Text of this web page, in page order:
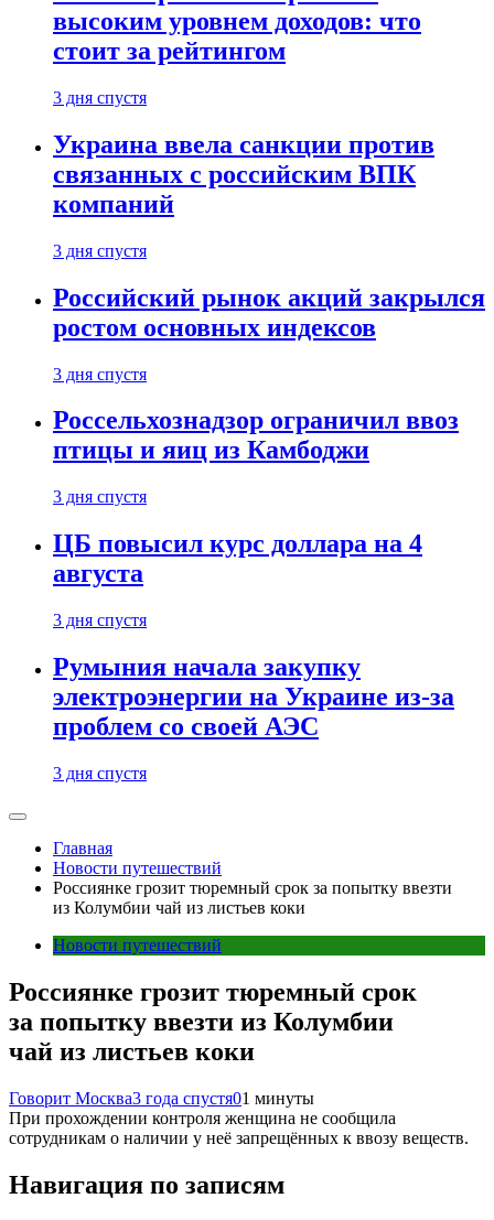
высоким уровнем доходов: что
стоит за рейтингом
3 дня спустя
Украина ввела санкции против
связанных с российским ВПК
компаний
3 дня спустя
Российский рынок акций закрылся
ростом основных индексов
3 дня спустя
Россельхознадзор ограничил ввоз
птицы и яиц из Камбоджи
3 дня спустя
ЦБ повысил курс доллара на 4
августа
3 дня спустя
Румыния начала закупку
электроэнергии на Украине из-за
проблем со своей АЭС
3 дня спустя
Главная
Новости путешествий
Россиянке грозит тюремный срок за попытку ввезти
из Колумбии чай из листьев коки
Новости путешествий
Россиянке грозит тюремный срок
за попытку ввезти из Колумбии
чай из листьев коки
Говорит Москва3 года спустя01 минуты
При прохождении контроля женщина не сообщила
сотрудникам о наличии у неё запрещённых к ввозу веществ.
Навигация по записям